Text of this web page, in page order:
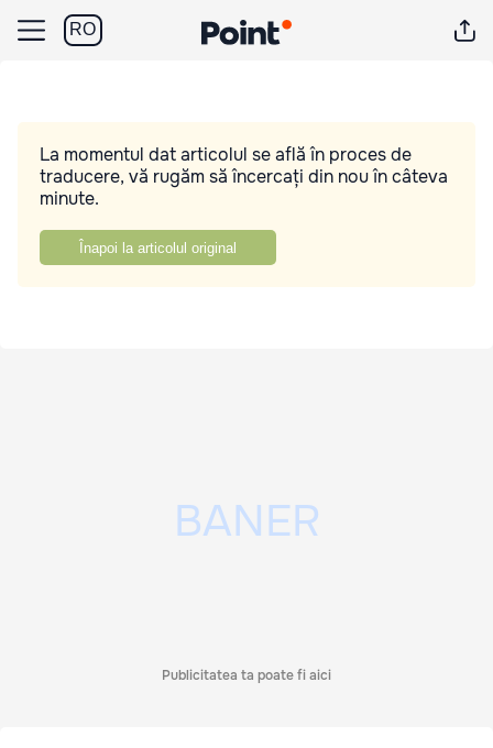
RO
La momentul dat articolul se află în proces de
traducere, vă rugăm să încercați din nou în câteva
minute.
Înapoi la articolul original
Publicitatea ta poate fi aici